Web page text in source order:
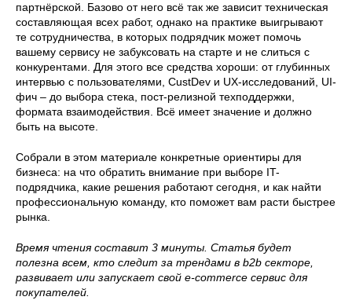
партнёрской. Базово от него всё так же зависит техническая
составляющая всех работ, однако на практике выигрывают
те сотрудничества, в которых подрядчик может помочь
вашему сервису не забуксовать на старте и не слиться с
конкурентами. Для этого все средства хороши: от глубинных
интервью с пользователями, CustDev и UX-исследований, UI-
фич – до выбора стека, пост-релизной техподдержки,
формата взаимодействия. Всё имеет значение и должно
быть на высоте.
Собрали в этом материале конкретные ориентиры для
бизнеса: на что обратить внимание при выборе IT-
подрядчика, какие решения работают сегодня, и как найти
профессиональную команду, кто поможет вам расти быстрее
рынка.
Время чтения составит 3 минуты. Статья будет
полезна всем, кто следит за трендами в b2b секторе,
развивает или запускает свой e-commerce сервис для
покупателей.